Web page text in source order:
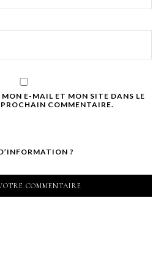
E-MAIL ET MON SITE DANS LE
COMMENTAIRE.
?